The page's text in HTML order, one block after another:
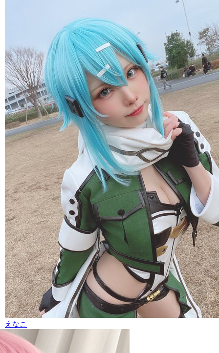
えなこ
2
2,493,019